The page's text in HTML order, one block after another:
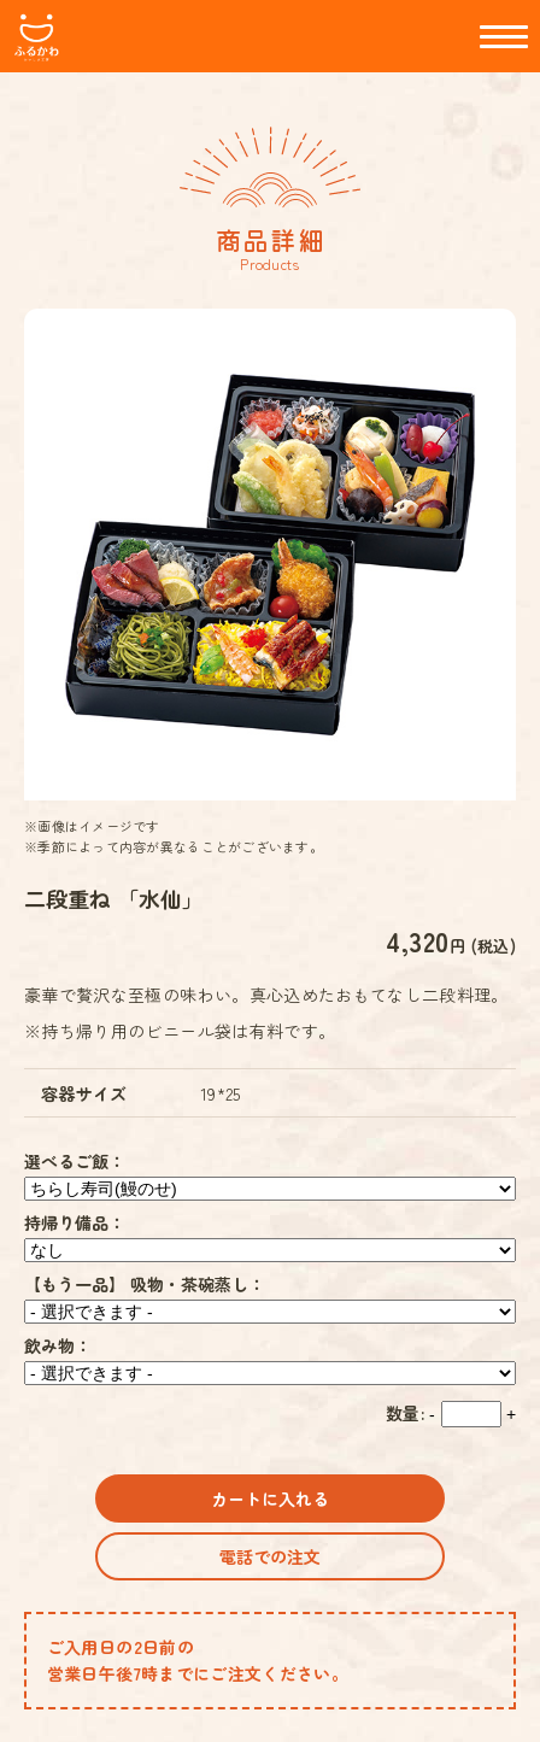
商品詳細
Products
※画像はイメージです
※季節によって内容が異なることがございます。
二段重ね 「水仙」
4,320円 (税込)
豪華で贅沢な至極の味わい。真心込めたおもてなし二段料理。
※持ち帰り用のビニール袋は有料です。
容器サイズ 19*25
選べるご飯：
持帰り備品：
【もう一品】 吸物・茶碗蒸し：
飲み物：
数量: - +
カートに入れる
電話での注文
ご入用日の2日前の
営業日午後7時までにご注文ください。